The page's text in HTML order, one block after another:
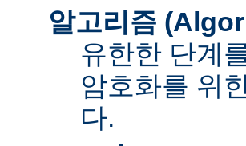
알고리즘
유한한 단계
암호화를 위
다.